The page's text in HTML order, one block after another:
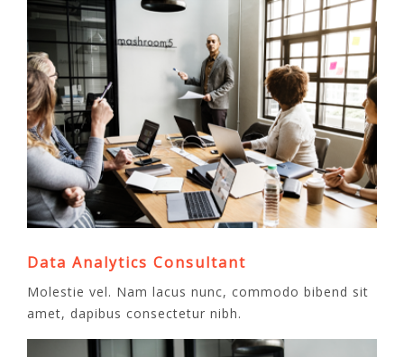
Data Analytics Consultant
Molestie vel. Nam lacus nunc, commodo bibend sit
amet, dapibus consectetur nibh.